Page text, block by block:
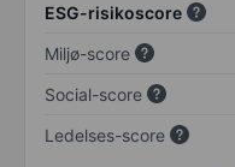
ESG-risikoscore
Miljø-score
Social-score
Ledelses-score